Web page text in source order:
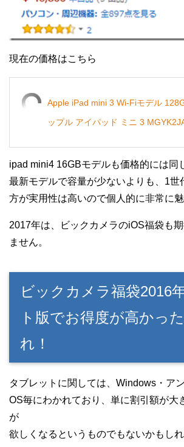
現在の価格はこちら
Apple iPad mini 3 Wi-Fiモデル
ップル アイパッド ミニ 3
ipad mini4 16GBモデルも価格的には同
最新モデルで容量が少ないよりも、1世
方が実用性は高いので個人的に非常に魅
2017年は、ビックカメラのiOS福袋も
ません。
ビックカメラ福袋2016
ト版でお得度が高かっ
れ！
タブレットに関しては、Windows・ア
OS毎にわかれており、単に割引額が大
が
欲しくなるというものでもないかもしれ